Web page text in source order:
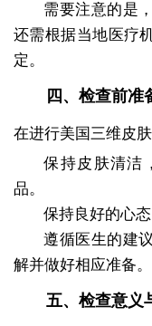
需要注意的是
还需根据当地医疗
定。
四、检查前准
在进行美国三维皮
保持皮肤清洁
品。
保持良好的心
遵循医生的建
解并做好相应准备。
五、检查意义